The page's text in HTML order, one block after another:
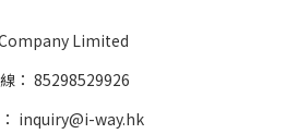
Limited
： 85298529926
inquiry@i-way.hk